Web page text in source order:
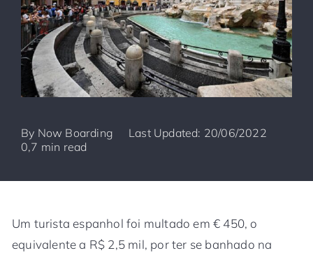
By Now Boarding
Last Updated: 20/06/2022
0,7 min read
Um turista espanhol foi multado em € 450, o
equivalente a R$ 2,5 mil, por ter se banhado na